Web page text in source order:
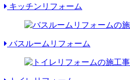
キッチンリフォーム
バスルームリフォーム